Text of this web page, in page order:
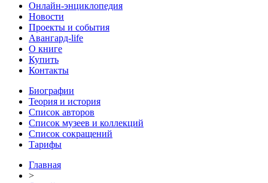
Онлайн-энциклопедия
Новости
Проекты и события
Авангард-life
О книге
Купить
Контакты
Биографии
Теория и история
Список авторов
Список музеев и коллекций
Список сокращений
Тарифы
Главная
>